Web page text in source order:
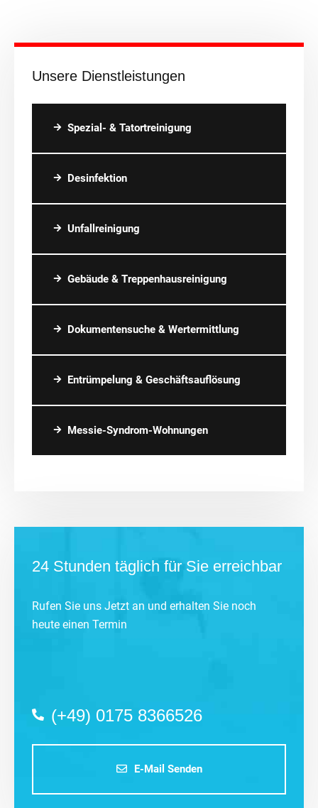
Unsere Dienstleistungen
Spezial- & Tatortreinigung
Desinfektion
Unfallreinigung
Gebäude & Treppenhausreinigung
Dokumentensuche & Wertermittlung
Entrümpelung & Geschäftsauflösung
Messie-Syndrom-Wohnungen
24 Stunden täglich für Sie erreichbar
Rufen Sie uns Jetzt an und erhalten Sie noch
heute einen Termin
(+49) 0175 8366526
E-Mail Senden